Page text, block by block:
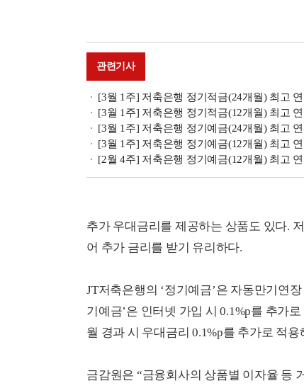
관련기사
[3월 1주] 저축은행 정기적금(24개월) 최고
[3월 1주] 저축은행 정기적금(12개월) 최고
[3월 1주] 저축은행 정기예금(24개월) 최고
[3월 1주] 저축은행 정기예금(12개월) 최고
[2월 4주] 저축은행 정기예금(12개월) 최고
추가 우대금리를 제공하는 상품도 있다.
어 추가 금리를 받기 유리하다.
JT저축은행의 ‘정기예금’은 자동만기연
기예금’은 인터넷 가입 시 0.1%p를 추가
월 경과 시 우대금리 0.1%p를 추가로 적용
금감원은 “금융회사의 상품별 이자율 등